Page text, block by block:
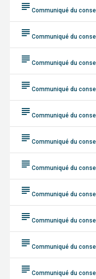
subject Communiqué du
subject Communiqué du
subject Communiqué du
subject Communiqué du
subject Communiqué du
subject Communiqué du
subject Communiqué du
subject Communiqué du
subject Communiqué du
subject Communiqué du
subject Communiqué du